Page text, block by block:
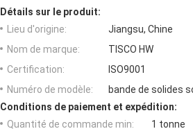
Détails sur le produit:
Lieu d'origine:
Jiangsu, Chine
Nom de marque:
TISCO HW
Certification:
ISO9001
Numéro de modèle:
bande de solides
Conditions de paiement et expédition:
Quantité de commande min:
1 tonne